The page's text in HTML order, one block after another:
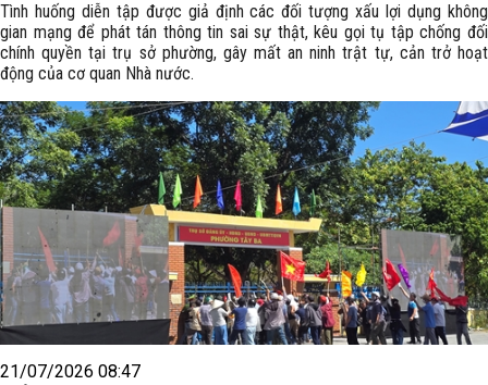
Tình huống diễn tập được giả định các đối tượng xấu lợi dụng không
gian mạng để phát tán thông tin sai sự thật, kêu gọi tụ tập chống đối
chính quyền tại trụ sở phường, gây mất an ninh trật tự, cản trở hoạt
động của cơ quan Nhà nước.
21/07/2026 08:47